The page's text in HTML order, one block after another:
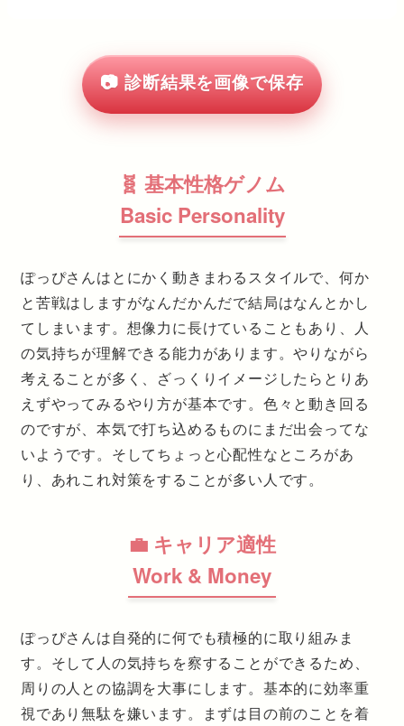
📷 診断結果を画像で保存
🧬 基本性格ゲノム
Basic Personality
ぽっぴさんはとにかく動きまわるスタイルで、何か
と苦戦はしますがなんだかんだで結局はなんとかし
てしまいます。想像力に長けていることもあり、人
の気持ちが理解できる能力があります。やりながら
考えることが多く、ざっくりイメージしたらとりあ
えずやってみるやり方が基本です。色々と動き回る
のですが、本気で打ち込めるものにまだ出会ってな
いようです。そしてちょっと心配性なところがあ
り、あれこれ対策をすることが多い人です。
💼 キャリア適性
Work & Money
ぽっぴさんは自発的に何でも積極的に取り組みま
す。そして人の気持ちを察することができるため、
周りの人との協調を大事にします。基本的に効率重
視であり無駄を嫌います。まずは目の前のことを着